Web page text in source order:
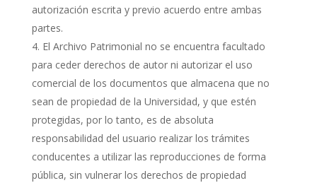
autorización escrita y previo acuerdo entre ambas
partes.
El Archivo Patrimonial no se encuentra facultado
para ceder derechos de autor ni autorizar el uso
comercial de los documentos que almacena que no
sean de propiedad de la Universidad, y que estén
protegidas, por lo tanto, es de absoluta
responsabilidad del usuario realizar los trámites
conducentes a utilizar las reproducciones de forma
pública, sin vulnerar los derechos de propiedad